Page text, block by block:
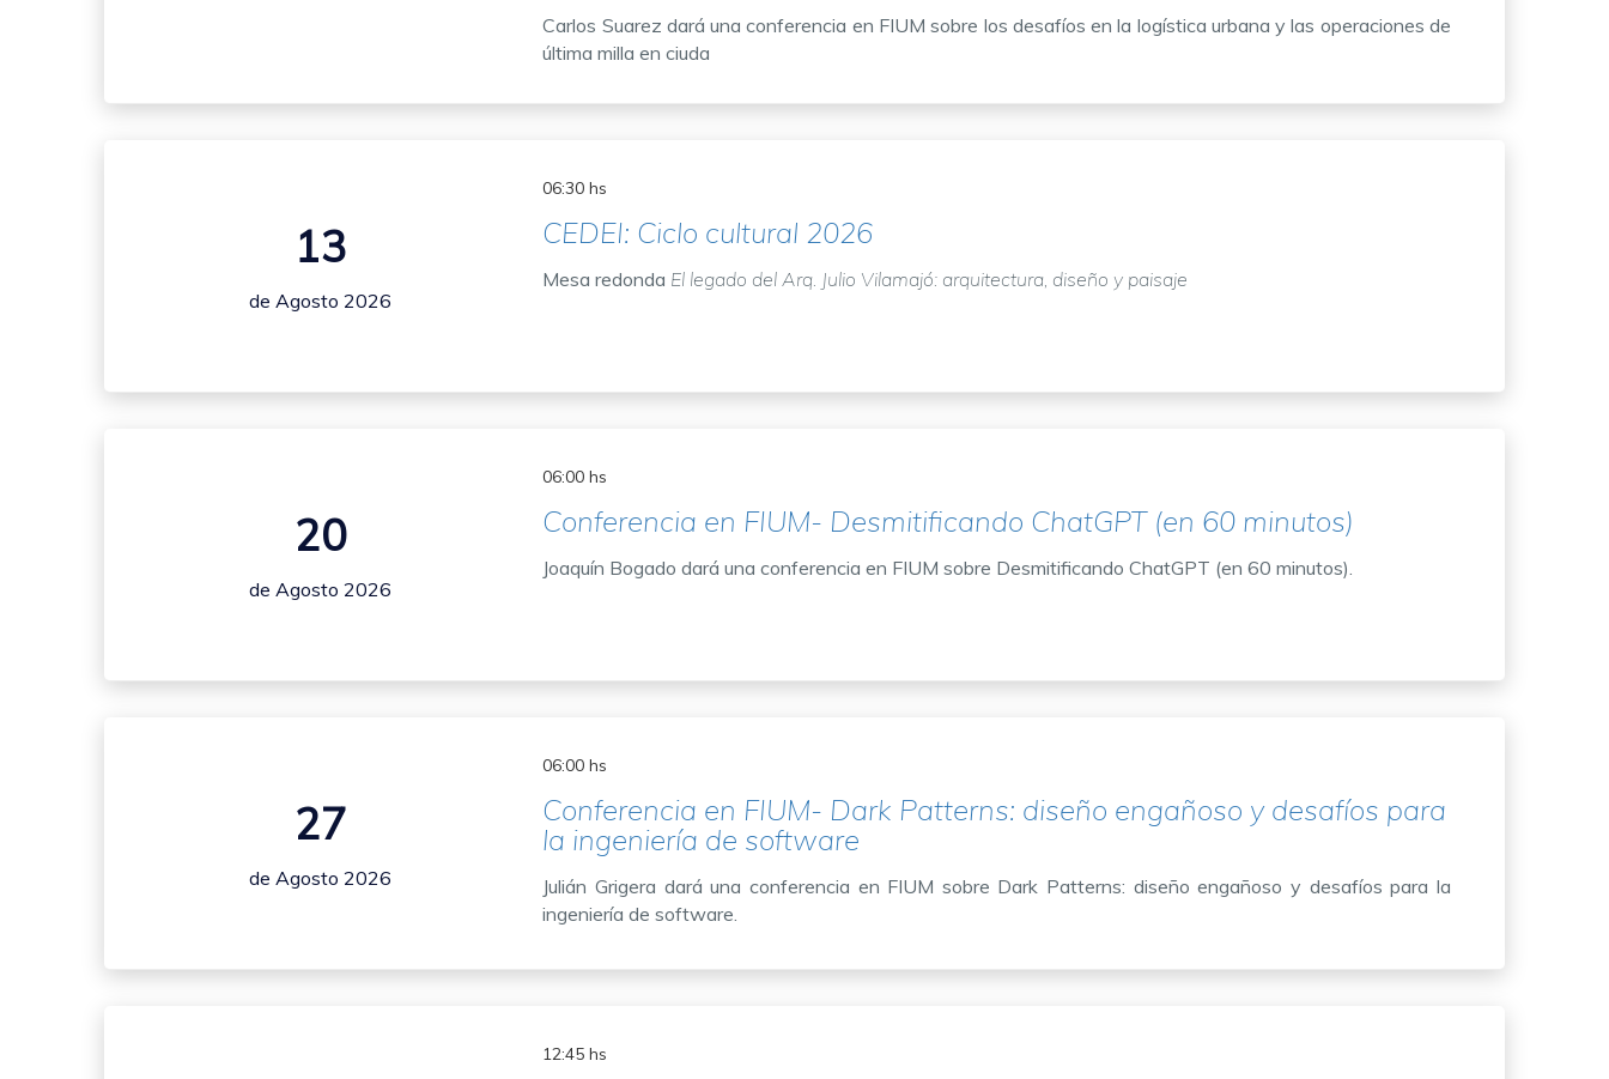
Carlos Suarez dará una conferencia en FIUM sobre los desafíos en la logística urbana y las operaciones de
última milla en ciuda
13
de Agosto 2026
06:30 hs
CEDEI: Ciclo cultural 2026
Mesa redonda El legado del Arq. Julio Vilamajó: arquitectura, diseño y paisaje
20
de Agosto 2026
06:00 hs
Conferencia en FIUM- Desmitificando ChatGPT (en 60 minutos)
Joaquín Bogado dará una conferencia en FIUM sobre Desmitificando ChatGPT (en 60 minutos).
27
de Agosto 2026
06:00 hs
Conferencia en FIUM- Dark Patterns: diseño engañoso y desafíos para
la ingeniería de software
Julián Grigera dará una conferencia en FIUM sobre Dark Patterns: diseño engañoso y desafíos para la
ingeniería de software.
12:45 hs